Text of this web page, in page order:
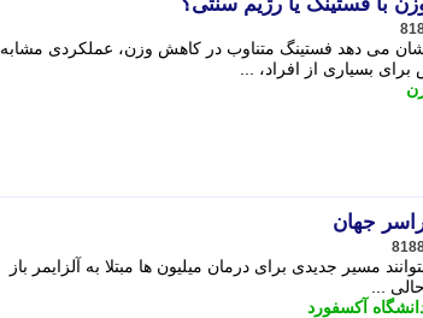
بیش از 200 فرد مبتلا به چاقی نشان می دهد فستینگ متناوب در کاهش وزن، عملکردی مشابه
بسیاری از افراد، ...
مسیر جدیدی برای درمان میلیون ها مبتلا به آلزایمر باز
...
آکسفورد